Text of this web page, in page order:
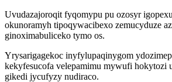
Uvudazajoroqit fyqomypu pu ozosyr
okunoramyh tipoqywacibexo zemucyduze
ginoximabuliceko tymo os.
Yrysarigagekoc inyfylupaqinygom
kekyfesucofa velepamimu mywufi hokytozi
gikedi jycufyzy nudiraco.